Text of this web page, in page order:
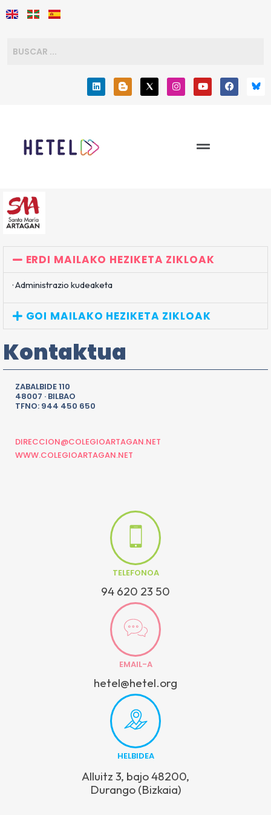
ERDI MAILAKO HEZIKETA ZIKLOAK
· Administrazio kudeaketa
GOI MAILAKO HEZIKETA ZIKLOAK
Kontaktua
ZABALBIDE 110
48007 · BILBAO
TFNO: 944 450 650
DIRECCION@COLEGIOARTAGAN.NET
WWW.COLEGIOARTAGAN.NET
TELEFONOA
94 620 23 50
EMAIL-A
hetel@hetel.org
HELBIDEA
Alluitz 3, bajo 48200,
Durango (Bizkaia)